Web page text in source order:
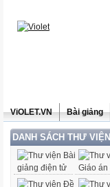
ViOLET.VN Bài giảng
DANH SÁCH THƯ VIỆN